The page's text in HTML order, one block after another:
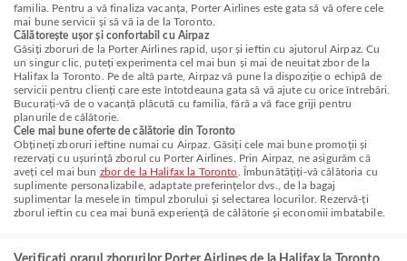
familia. Pentru a vă finaliza vacanța, Porter Airlines este gata să vă ofere cele
mai bune servicii și să vă ia de la Toronto.
Călătorește ușor și confortabil cu Airpaz
Găsiți zboruri de la Porter Airlines rapid, ușor și ieftin cu ajutorul Airpaz. Cu
un singur clic, puteți experimenta cel mai bun și mai de neuitat zbor de la
Halifax la Toronto. Pe de altă parte, Airpaz vă pune la dispoziție o echipă de
servicii pentru clienți care este întotdeauna gata să vă ajute cu orice întrebări.
Bucurați-vă de o vacanță plăcută cu familia, fără a vă face griji pentru
planurile de călătorie.
Cele mai bune oferte de călătorie din Toronto
Obțineți zboruri ieftine numai cu Airpaz. Găsiți cele mai bune promoții și
rezervați cu ușurință zborul cu Porter Airlines. Prin Airpaz, ne asigurăm că
aveți cel mai bun zbor de la Halifax la Toronto . Îmbunătățiți-vă călătoria cu
suplimente personalizabile, adaptate preferințelor dvs., de la bagaj
suplimentar la mesele în timpul zborului și selectarea locurilor. Rezervă-ți
zborul ieftin cu cea mai bună experiență de călătorie și economii imbatabile.